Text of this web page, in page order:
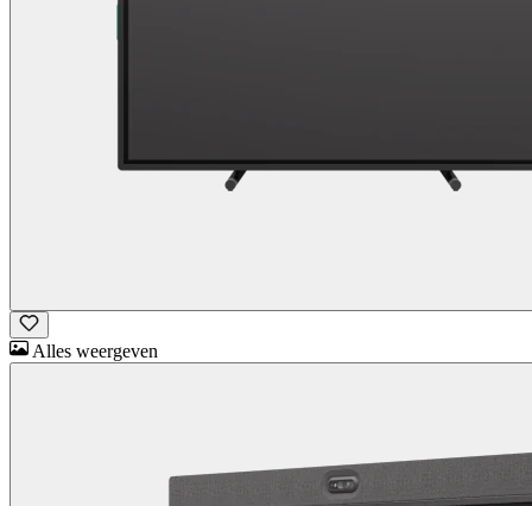
Alles weergeven